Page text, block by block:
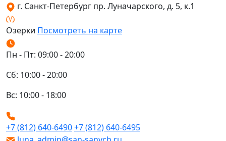
г. Санкт-Петербург пр. Луначарского, д. 5, к.1
Озерки Посмотреть на карте
Пн - Пт: 09:00 - 20:00
Сб: 10:00 - 20:00
Вс: 10:00 - 18:00
+7 (812) 640-6490+7 (812) 640-6495